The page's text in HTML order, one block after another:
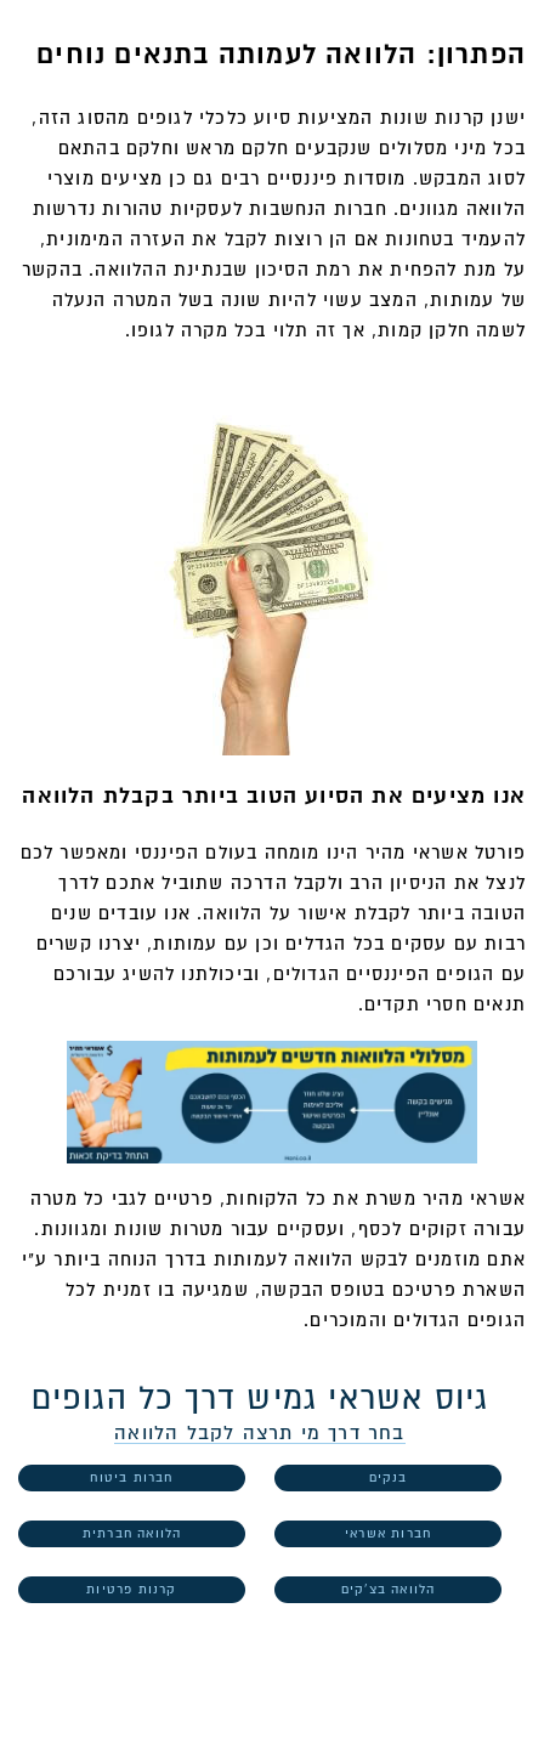
הפתרון: הלוואה לעמותה בתנאים נוחים
ישנן קרנות שונות המציעות סיוע כלכלי לגופים מהסוג הזה,
בכל מיני מסלולים שנקבעים חלקם מראש וחלקם בהתאם
לסוג המבקש. מוסדות פיננסיים רבים גם כן מציעים מוצרי
הלוואה מגוונים. חברות הנחשבות לעסקיות טהורות נדרשות
להעמיד בטחונות אם הן רוצות לקבל את העזרה המימונית,
על מנת להפחית את רמת הסיכון שבנתינת ההלוואה. בהקשר
של עמותות, המצב עשוי להיות שונה בשל המטרה הנעלה
לשמה חלקן קמות, אך זה תלוי בכל מקרה לגופו.
אנו מציעים את הסיוע הטוב ביותר בקבלת הלוואה
פורטל אשראי מהיר הינו מומחה בעולם הפיננסי ומאפשר לכם
לנצל את הניסיון הרב ולקבל הדרכה שתוביל אתכם לדרך
הטובה ביותר לקבלת אישור על הלוואה. אנו עובדים שנים
רבות עם עסקים בכל הגדלים וכן עם עמותות, יצרנו קשרים
עם הגופים הפיננסיים הגדולים, וביכולתנו להשיג עבורכם
תנאים חסרי תקדים.
אשראי מהיר משרת את כל הלקוחות, פרטיים לגבי כל מטרה
עבורה זקוקים לכסף, ועסקיים עבור מטרות שונות ומגוונות.
אתם מוזמנים לבקש הלוואה לעמותות בדרך הנוחה ביותר ע"י
השארת פרטיכם בטופס הבקשה, שמגיעה בו זמנית לכל
הגופים הגדולים והמוכרים.
גיוס אשראי גמיש דרך כל הגופים
בחר דרך מי תרצה לקבל הלוואה
בנקים חברות ביטוח
חברות אשראי הלוואה חברתית
הלוואה בצ'קים קרנות פרטיות